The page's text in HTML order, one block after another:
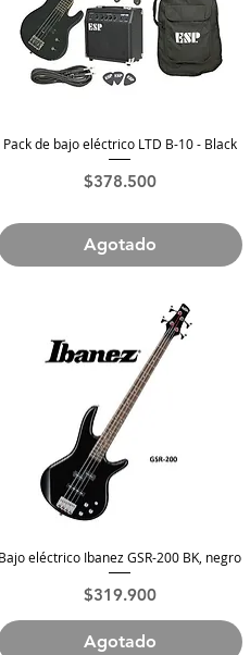
Vista rápida
Pack de bajo eléctrico LTD B-10 - Black
Precio
$378.500
Agotado
Vista rápida
Bajo eléctrico Ibanez GSR-200 BK, negro
Precio
$319.900
Agotado